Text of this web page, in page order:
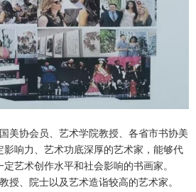
美协会员、艺术学院教授、各省市书协美
响力、艺术功底深厚的艺术家，能够代
艺术创作水平和社会影响的书画家。
授、院士以及艺术造诣较高的艺术家。